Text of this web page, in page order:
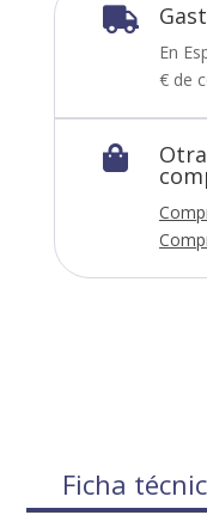

En
€ de

Ficha